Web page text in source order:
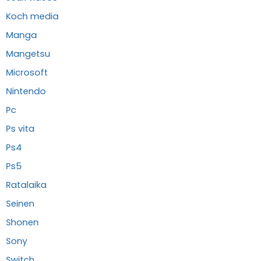
Koch media
Manga
Mangetsu
Microsoft
Nintendo
Pc
Ps vita
Ps4
Ps5
Ratalaika
Seinen
Shonen
Sony